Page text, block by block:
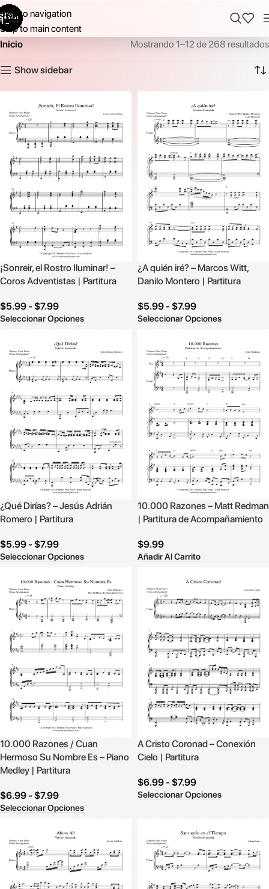
Skip to navigation
Skip to main content
Inicio
Mostrando 1–12 de 268 resultados
Show sidebar
¡Sonreir, el Rostro Iluminar! –
Coros Adventistas | Partitura
$5.99 - $7.99
Seleccionar Opciones
¿A quién iré? – Marcos Witt,
Danilo Montero | Partitura
$5.99 - $7.99
Seleccionar Opciones
¿Qué Dirías? – Jesús Adrián
Romero | Partitura
$5.99 - $7.99
Seleccionar Opciones
10.000 Razones – Matt Redman
| Partitura de Acompañamiento
$9.99
Añadir Al Carrito
10.000 Razones / Cuan
Hermoso Su Nombre Es – Piano
Medley | Partitura
$6.99 - $7.99
Seleccionar Opciones
A Cristo Coronad – Conexión
Cielo | Partitura
$6.99 - $7.99
Seleccionar Opciones